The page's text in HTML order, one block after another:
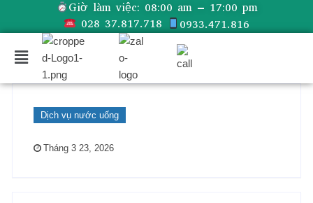
Giờ làm việc: 08:00 am – 17:00 pm
028 37.817.718
0933.471.816
Dịch vụ nước uống
Tháng 3 23, 2026